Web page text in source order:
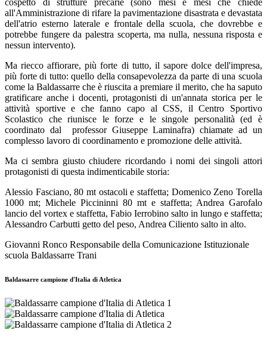
cospetto di strutture precarie (sono mesi e mesi che chiede
all'Amministrazione di rifare la pavimentazione disastrata e devastata
dell'atrio esterno laterale e frontale della scuola, che dovrebbe e
potrebbe fungere da palestra scoperta, ma nulla, nessuna risposta e
nessun intervento).
Ma riecco affiorare, più forte di tutto, il sapore dolce dell'impresa,
più forte di tutto: quello della consapevolezza da parte di una scuola
come la Baldassarre che è riuscita a premiare il merito, che ha saputo
gratificare anche i docenti, protagonisti di un'annata storica per le
attività sportive e che fanno capo al CSS, il Centro Sportivo
Scolastico che riunisce le forze e le singole personalità (ed è
coordinato dal
professor Giuseppe Laminafra) chiamate ad un
complesso lavoro di coordinamento e promozione delle attività.
Ma ci sembra giusto chiudere ricordando i nomi dei singoli attori
protagonisti di questa indimenticabile storia:
Alessio Fasciano, 80 mt ostacoli e staffetta; Domenico Zeno Torella
1000 mt; Michele Piccininni 80 mt e staffetta; Andrea Garofalo
lancio del vortex e staffetta, Fabio Ierrobino salto in lungo e staffetta;
Alessandro Carbutti getto del peso, Andrea Ciliento salto in alto.
Giovanni Ronco Responsabile della Comunicazione Istituzionale
scuola Baldassarre Trani
Baldassarre campione d'Italia di Atletica